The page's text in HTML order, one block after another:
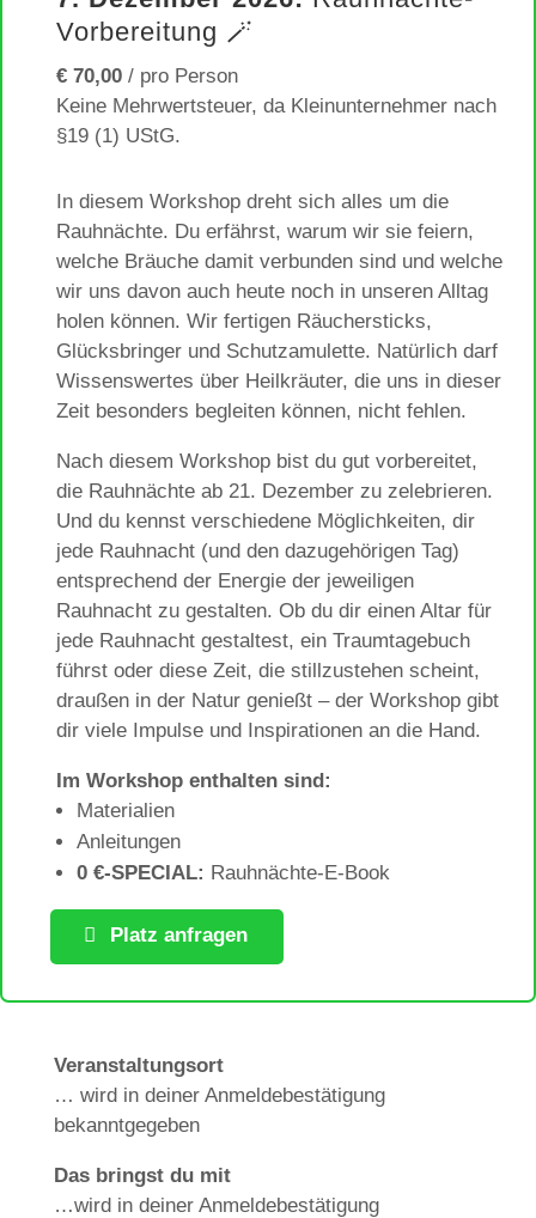
Vorbereitung 🪄
€ 70,00 / pro Person
Keine Mehrwertsteuer, da Kleinunternehmer nach
§19 (1) UStG.
In diesem Workshop dreht sich alles um die
Rauhnächte. Du erfährst, warum wir sie feiern,
welche Bräuche damit verbunden sind und welche
wir uns davon auch heute noch in unseren Alltag
holen können. Wir fertigen Räuchersticks,
Glücksbringer und Schutzamulette. Natürlich darf
Wissenswertes über Heilkräuter, die uns in dieser
Zeit besonders begleiten können, nicht fehlen.
Nach diesem Workshop bist du gut vorbereitet,
die Rauhnächte ab 21. Dezember zu zelebrieren.
Und du kennst verschiedene Möglichkeiten, dir
jede Rauhnacht (und den dazugehörigen Tag)
entsprechend der Energie der jeweiligen
Rauhnacht zu gestalten. Ob du dir einen Altar für
jede Rauhnacht gestaltest, ein Traumtagebuch
führst oder diese Zeit, die stillzustehen scheint,
draußen in der Natur genießt – der Workshop gibt
dir viele Impulse und Inspirationen an die Hand.
Im Workshop enthalten sind:
Materialien
Anleitungen
0 €-SPECIAL: Rauhnächte-E-Book
Platz anfragen
Veranstaltungsort
… wird in deiner Anmeldebestätigung
bekanntgegeben
Das bringst du mit
…wird in deiner Anmeldebestätigung